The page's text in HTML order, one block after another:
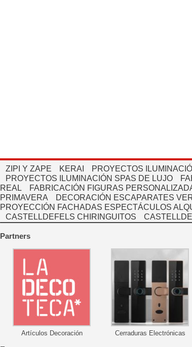
ZIPI Y ZAPE KERAI PROYECTOS
PROYECTOS ILUMINACIÓN SPAS DE LUJO
REAL
FABRICACIÓN FIGURAS
PRIMAVERA
DECORACIÓN ESCAPARATES
PROYECCIÓN FACHADAS ESPECTÁCULOS
CASTELLDEFELS CHIRINGUITOS
Partners
Artículos Decoración Cerraduras Electrónicas